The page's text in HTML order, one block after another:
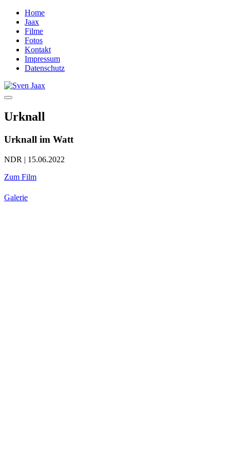
Home
Jaax
Filme
Fotos
Kontakt
Impressum
Datenschutz
Urknall
Urknall im Watt
NDR | 15.06.2022
Zum Film
Galerie